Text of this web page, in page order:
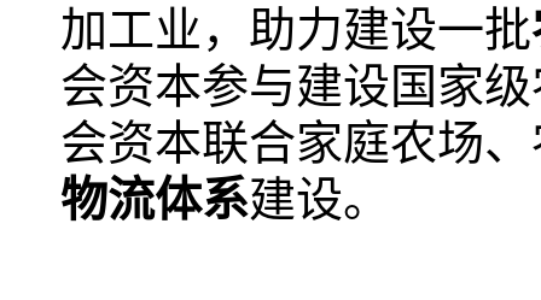
加工业，助力建设一批
会资本参与建设国家
会资本联合家庭农场
物流体系建设。